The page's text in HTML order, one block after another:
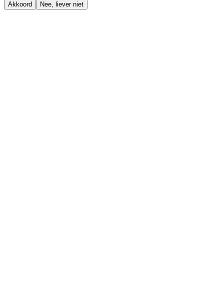
Akkoord Nee, liever niet